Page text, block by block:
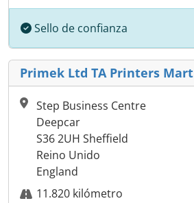
Sello de confianza
Primek Ltd TA Printers Mart
Step Business Centre
Deepcar
S36 2UH Sheffield
Reino Unido
England
11.820 kilómetro